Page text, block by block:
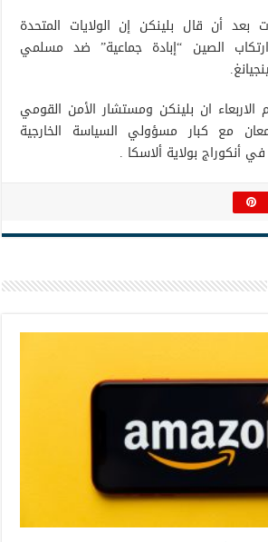
بعد أن قال بلينكن إن الولايات المتحدة
الصين “إبادة جماعية” ضد مسلمي
الاربعاء ان بلينكن ومستشار الأمن القومي
مع كبار مسؤولي السياسة الخارجية